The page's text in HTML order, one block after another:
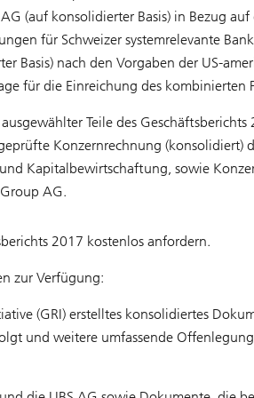
(auf konsolidierter Basis) in Bezug
für Schweizer systemrelevante
Basis) nach den Vorgaben der US-
für die Einreichung des kombinierten
Teile des
Konzernrechnung (konsolidiert)
Kapitalbewirtschaftung, sowie
AG.
2017 kostenlos anfordern.
zur Verfügung:
(GRI) erstelltes konsolidiertes
und weitere umfassende